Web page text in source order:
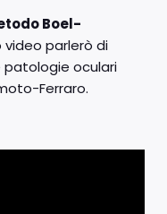
Boel-
video parlerò di
patologie oculari
Ferraro.